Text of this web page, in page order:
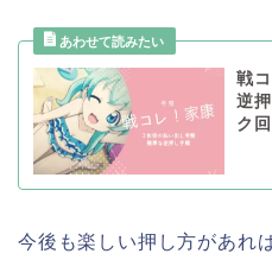
戦
逆
ク
今後も楽しい押し方があれ